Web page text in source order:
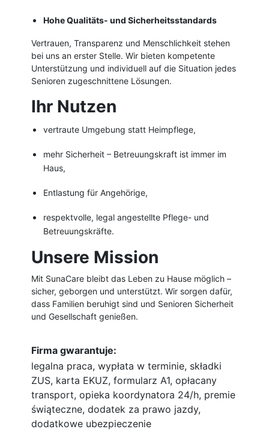
Hohe Qualitäts- und Sicherheitsstandards
Vertrauen, Transparenz und Menschlichkeit stehen
bei uns an erster Stelle. Wir bieten kompetente
Unterstützung und individuell auf die Situation jedes
Senioren zugeschnittene Lösungen.
Ihr Nutzen
vertraute Umgebung statt Heimpflege,
mehr Sicherheit – Betreuungskraft ist immer im
Haus,
Entlastung für Angehörige,
respektvolle, legal angestellte Pflege- und
Betreuungskräfte.
Unsere Mission
Mit SunaCare bleibt das Leben zu Hause möglich –
sicher, geborgen und unterstützt. Wir sorgen dafür,
dass Familien beruhigt sind und Senioren Sicherheit
und Gesellschaft genießen.
Firma gwarantuje:
legalna praca, wypłata w terminie, składki
ZUS, karta EKUZ, formularz A1, opłacany
transport, opieka koordynatora 24/h, premie
świąteczne, dodatek za prawo jazdy,
dodatkowe ubezpieczenie